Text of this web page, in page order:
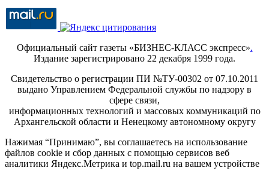
Официальный сайт газеты «БИЗНЕС-КЛАСС экспресс».
Издание зарегистрировано 22 декабря 1999 года.
Свидетельство о регистрации ПИ №ТУ-00302 от 07.10.2011
выдано Управлением Федеральной службы по надзору в
сфере связи,
информационных технологий и массовых коммуникаций по
Архангельской области и Ненецкому автономному округу
Нажимая “Принимаю”, вы соглашаетесь на использование
файлов cookie и сбор данных с помощью сервисов веб
аналитики Яндекс.Метрика и top.mail.ru на вашем устройстве